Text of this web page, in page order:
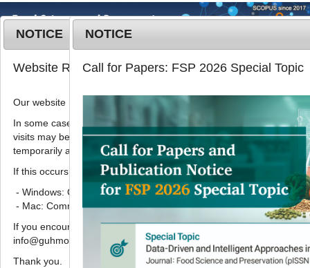
T
o
g
l
e
v
i
g
t
MENU
2019;26(6):620
pISSN: 1738-7248, eISSN: 2287-
7428
DOI:https://doi.org/10.11002/kjfp.2019.26.6.620
Article
오징어 가수분해물과 오징어 분말 첨가
가 오징어 건면의 품질특성에 미치는 영
향
장미순* 정연겸 ,심길보
NOTICE
Website Renewal Notice
Our website has recently been renewed.
In some cases, images, CSS files, or other settings saved in your
visits may be reused instead of downloading the latest files. As a
temporarily appear incorrectly or may not display properly.
If this occurs, please perform a hard refresh.
- Windows: Ctrl + F5
- Mac: Command + Shift + R
If you encounter any errors or difficulties while using the website,
info@guhmok.com.
Thank you.
NOTICE
Call for Papers: FSP 2026 Special Topic